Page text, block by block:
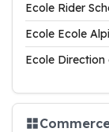
Ecole Rider
Ecole Ecole
Ecole